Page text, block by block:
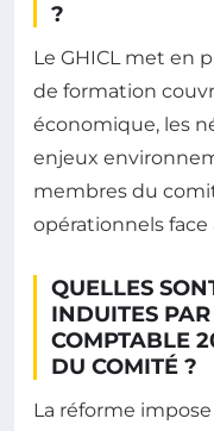
?
Le GHICL met en
de formation
économique, les
enjeux
membres du
opérationnels
QUELLES
INDUITES
COMPTABLE
DU COMITÉ ?
La réforme